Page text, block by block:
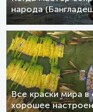
народа
Все краски мира в
хорошее